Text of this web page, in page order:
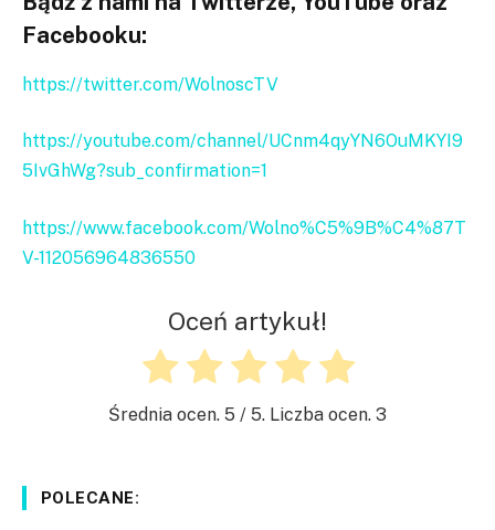
Facebooku:
https://twitter.com/WolnoscTV
https://youtube.com/channel/UCnm4qyYN6OuMKYI9
5IvGhWg?sub_confirmation=1
https://www.facebook.com/Wolno%C5%9B%C4%87T
V-112056964836550
Oceń artykuł!
Średnia ocen. 5 / 5. Liczba ocen. 3
POLECANE: